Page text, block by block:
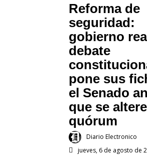
Reforma de
seguridad:
gobierno
debate
pone sus
el Senado
que se
quórum
Diario Electronico
jueves, 6 de agosto de